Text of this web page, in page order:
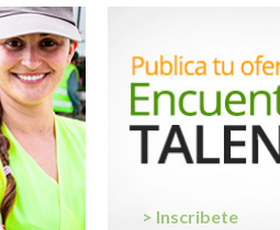
> Inscribete